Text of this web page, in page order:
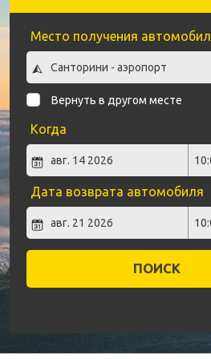
Место получения
Вернуть в другом месте
Когда
Дата возврата автомобиля
ПОИСК